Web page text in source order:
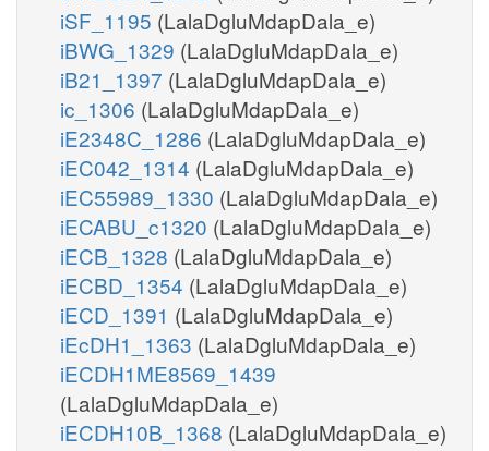
iSF_1195 (LalaDgluMdapDala_e)
iBWG_1329 (LalaDgluMdapDala_e)
iB21_1397 (LalaDgluMdapDala_e)
ic_1306 (LalaDgluMdapDala_e)
iE2348C_1286 (LalaDgluMdapDala_e)
iEC042_1314 (LalaDgluMdapDala_e)
iEC55989_1330 (LalaDgluMdapDala_e)
iECABU_c1320 (LalaDgluMdapDala_e)
iECB_1328 (LalaDgluMdapDala_e)
iECBD_1354 (LalaDgluMdapDala_e)
iECD_1391 (LalaDgluMdapDala_e)
iEcDH1_1363 (LalaDgluMdapDala_e)
iECDH1ME8569_1439
(LalaDgluMdapDala_e)
iECDH10B_1368 (LalaDgluMdapDala_e)